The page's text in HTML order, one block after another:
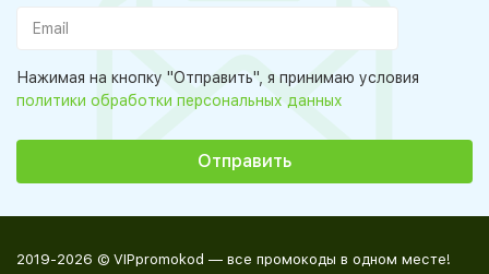
Нажимая на кнопку "Отправить", я принимаю условия
политики обработки персональных данных
2019-2026 © VIPpromokod — все промокоды в одном месте!